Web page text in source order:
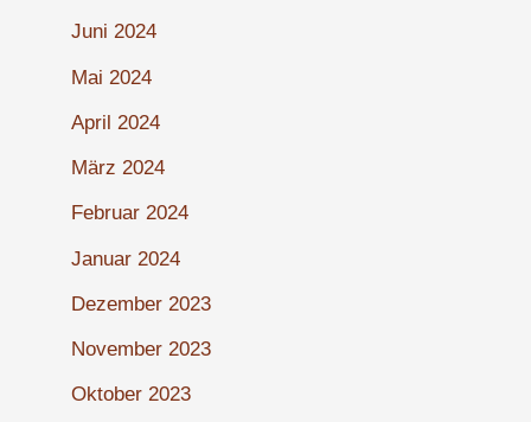
Juni 2024
Mai 2024
April 2024
März 2024
Februar 2024
Januar 2024
Dezember 2023
November 2023
Oktober 2023